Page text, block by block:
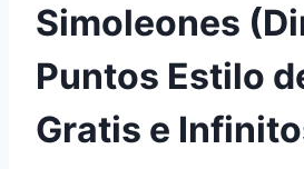
Simoleones
Puntos Estilo
Gratis e